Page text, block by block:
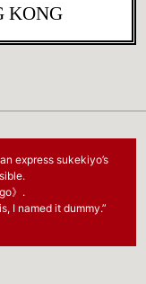
KONG
express sukekiyo’s
》.
I named it dummy.”